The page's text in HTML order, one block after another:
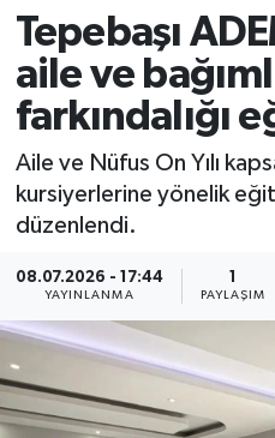
Tepebaşı
aile ve
farkındalığı
Aile ve Nüfus On Yılı
kursiyerlerine yönelik
düzenlendi.
08.07.2026 - 17:44
YAYINLANMA PAYLAŞIM
SPOR
YAŞAM
Son Dakika Haberleri
Haber Arşivi